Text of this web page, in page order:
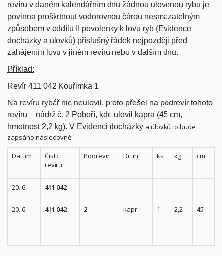
revíru v daném kalendářním dnu žádnou ulovenou rybu je
povinna proškrtnout vodorovnou čárou nesmazatelným
způsobem v oddílu II povolenky k lovu ryb (Evidence
docházky a úlovků) příslušný řádek nejpozději před
zahájením lovu v jiném revíru nebo v dalším dnu.
Příklad:
Revír 411 042 Kouřimka 1
Na revíru rybář nic neulovil, proto přešel na podrevír tohoto
revíru – nádrž č. 2 Poboří, kde ulovil kapra (45 cm,
hmotnost 2,2 kg). V Evidenci docházky a úlovků to bude
zapsáno následovně:
Datum
Číslo
revíru
Podrevír Druh ks kg cm
20. 6. 411 042 ---------- ---------- ---- ------ ------
20. 6. 411 042 2 kapr 1 2,2 45